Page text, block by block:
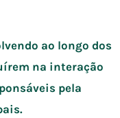
ao longo dos
na interação
pela